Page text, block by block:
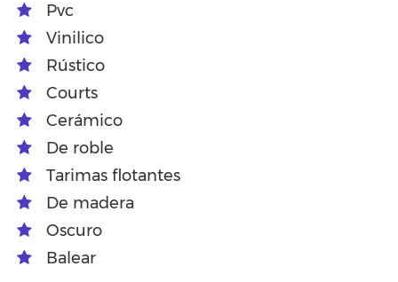
Pvc
Vinilico
Rústico
Courts
Cerámico
De roble
Tarimas flotantes
De madera
Oscuro
Balear